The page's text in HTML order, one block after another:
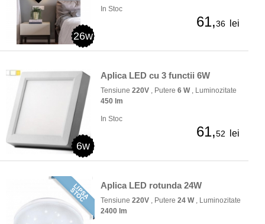
26w
In Stoc
61,36 lei
6w
Aplica LED cu 3 functii 6W
Tensiune 220V , Putere 6 W, Luminozitate
450 lm
In Stoc
61,52 lei
Aplica LED rotunda 24W
Tensiune 220V , Putere 24 W, Luminozitate
2400 lm